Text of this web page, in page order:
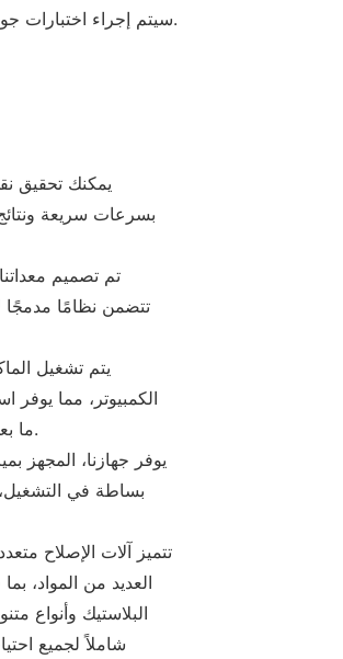
· سيتم إجراء اختبارات جودة متعددة للتأكد من أن المنتج يلبي معايير الجودة الصناعية.
بسرعات سريعة
تتضمن نظامًا مدمجًا
الكمبيوتر، مما يوفر
ما بعد البيع، وبالتالي زيادة إنتاجيتك إلى الحد الأقصى.
بساطة في
العديد من المواد،
البلاستيك وأنواع
شاملاً لجميع